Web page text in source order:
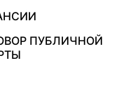
ПУБЛИЧНОЙ